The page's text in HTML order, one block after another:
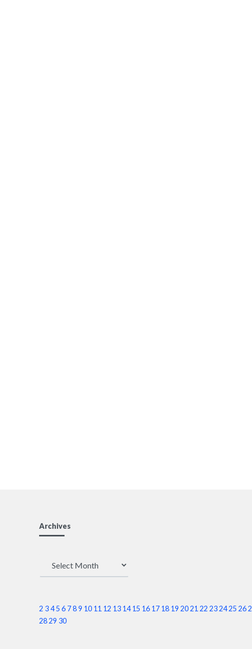
Archives
2 345 6 789 10 11 12 13 14 15 16 17 18 19 2021 22 232425 26
2829 30